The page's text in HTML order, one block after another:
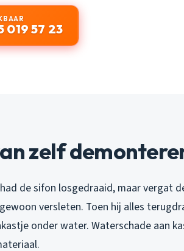
019 57 23
zelf
de sifon losgedraaid, maar vergat
versleten. Toen hij alles
onder water. Waterschade aan